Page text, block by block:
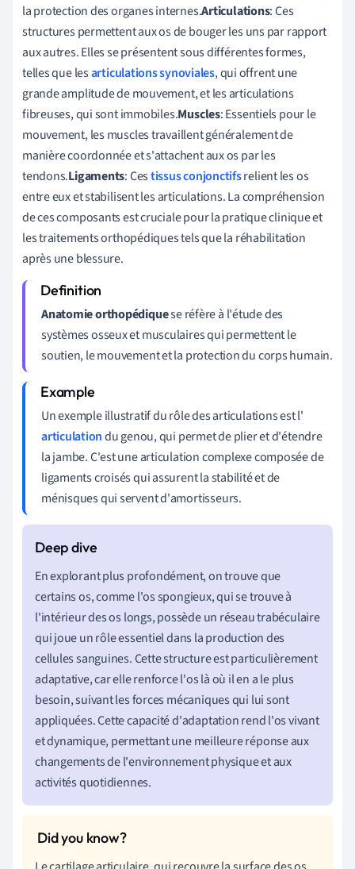
la protection des organes internes.Articulations: Ces
structures permettent aux os de bouger les uns par rapport
aux autres. Elles se présentent sous différentes formes,
telles que lesarticulations synoviales, qui offrent une
grande amplitude de mouvement, et les articulations
fibreuses, qui sont immobiles.Muscles: Essentiels pour le
mouvement, les muscles travaillent généralement de
manière coordonnée et s'attachent aux os par les
tendons.Ligaments: Cestissus conjonctifsrelient les os
entre eux et stabilisent les articulations. La compréhension
de ces composants est cruciale pour la pratique clinique et
les traitements orthopédiques tels que la réhabilitation
après une blessure.
Anatomie orthopédiquese réfère à l'étude des
systèmes osseux et musculaires qui permettent le
soutien, le mouvement et la protection du corps humain.
Un exemple illustratif du rôle des articulations est l'
articulationdu genou, qui permet de plier et d'étendre
la jambe. C'est une articulation complexe composée de
ligaments croisés qui assurent la stabilité et de
ménisques qui servent d'amortisseurs.
En explorant plus profondément, on trouve que
certains os, comme l'os spongieux, qui se trouve à
l'intérieur des os longs, possède un réseau trabéculaire
qui joue un rôle essentiel dans la production des
cellules sanguines. Cette structure est particulièrement
adaptative, car elle renforce l'os là où il en a le plus
besoin, suivant les forces mécaniques qui lui sont
appliquées. Cette capacité d'adaptation rend l'os vivant
et dynamique, permettant une meilleure réponse aux
changements de l'environnement physique et aux
activités quotidiennes.